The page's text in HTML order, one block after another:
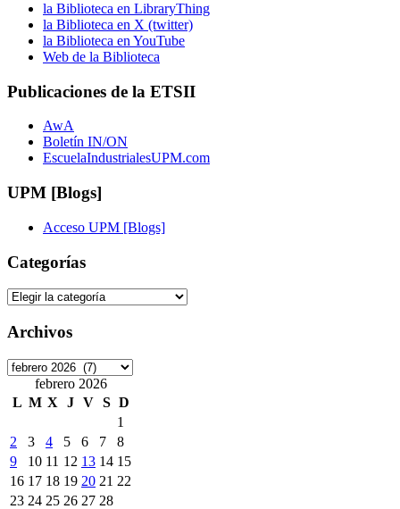
la Biblioteca en LibraryThing
la Biblioteca en X (twitter)
la Biblioteca en YouTube
Web de la Biblioteca
Publicaciones de la ETSII
AwA
Boletín IN/ON
EscuelaIndustrialesUPM.com
UPM [Blogs]
Acceso UPM [Blogs]
Categorías
Categorías
Archivos
Archivos
febrero 2026
L M X J V S D
1
2
3 4 5 6 7
8
9
10 11 12 13 14 15
16 17 18 19 20 21 22
23 24 25 26 27 28